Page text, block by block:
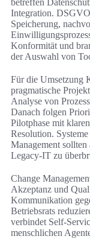
betreffen
Integration.
Speicherung,
Konformität und
der Auswahl von
Für die Umsetzung
pragmatische
Analyse von
Danach folgen
Pilotphase mit
Resolution.
Management
Legacy-IT zu
Change
Akzeptanz und
Kommunikation
Betriebsrats
verbindet Self-
menschlichen